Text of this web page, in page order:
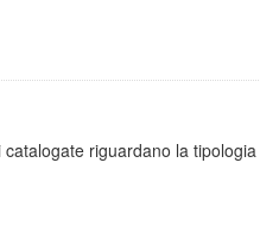
riguardano la tipologia